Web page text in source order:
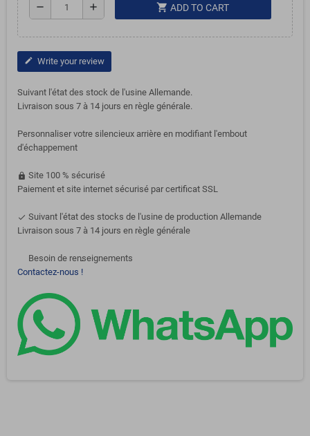
remove add shopping_cart ADD TO CART
edit Write your review
Suivant l'état des stock de l'usine Allemande.
Livraison sous 7 à 14 jours en règle générale.
Personnaliser votre silencieux arrière en modifiant l'embout
d'échappement
https Site 100 % sécurisé
Paiement et site internet sécurisé par certificat SSL
done Suivant l'état des stocks de l'usine de production Allemande
Livraison sous 7 à 14 jours en règle générale
support-agent
Besoin de renseignements
Contactez-nous !